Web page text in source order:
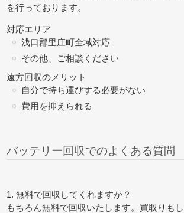
を行っております。
対応エリア
浅口郡里庄町全域対応
その他、ご相談ください
遠方回収のメリット
自分で持ち運びする必要がない
費用を抑えられる
バッテリー回収でのよくある質問
1. 無料で回収してくれますか？
もちろん無料で回収いたします。買取りも